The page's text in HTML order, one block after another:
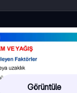
Görüntüle